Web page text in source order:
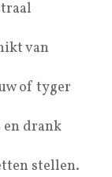
van
of tyger
en drank
stellen.